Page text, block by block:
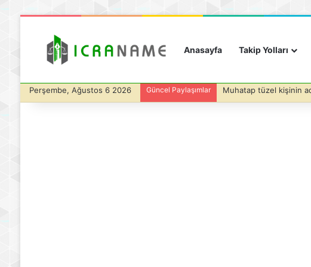
Anasayfa Takip Yolları
Perşembe, Ağustos 6 2026 Güncel Paylaşımlar